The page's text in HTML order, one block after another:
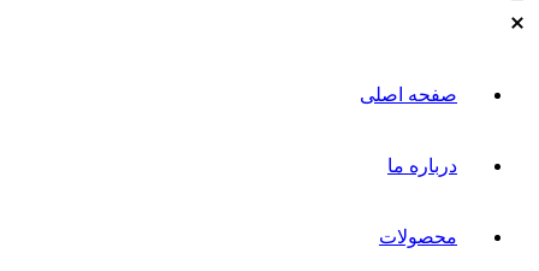
صفحه اصلی
درباره ما
محصولات